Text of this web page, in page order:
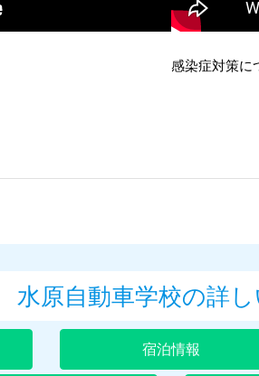
感染症対策に
水原自動車学校の詳
宿泊情報